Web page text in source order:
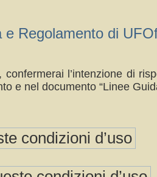
Regolamento di
l’intenzione di
e nel documento “Linee